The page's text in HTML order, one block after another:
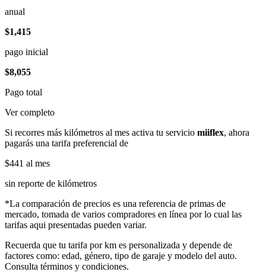
anual
$1,415
pago inicial
$8,055
Pago total
Ver completo
Si recorres más kilómetros al mes activa tu servicio miiflex, ahora
pagarás una tarifa preferencial de
$441 al mes
sin reporte de kilómetros
*La comparación de precios es una referencia de primas de
mercado, tomada de varios compradores en línea por lo cual las
tarifas aqui presentadas pueden variar.
Recuerda que tu tarifa por km es personalizada y depende de
factores como: edad, género, tipo de garaje y modelo del auto.
Consulta términos y condiciones.